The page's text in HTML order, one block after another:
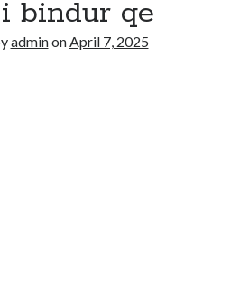
bindur qe
adminonApril 7, 2025